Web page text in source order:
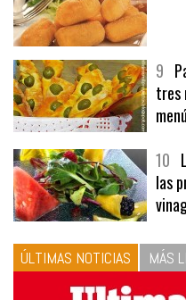
9
tres
10
las
ÚLTIMAS NOTICIAS MÁS